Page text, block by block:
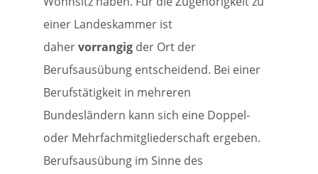
einer Landeskammer ist
dahervorrangig der Ort der
Berufsausübung entscheidend. Bei einer
Berufstätigkeit in mehreren
Bundesländern kann sich eine Doppel-
oder Mehrfachmitgliederschaft ergeben.
Berufsausübung im Sinne des